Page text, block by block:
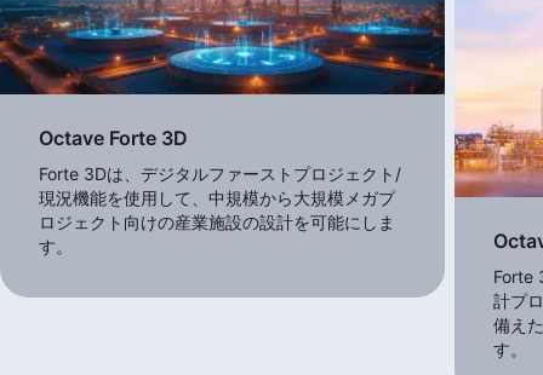
Octave Forte 3D
Forte 3Dは、デジタルファーストプロジェクト/
現況機能を使用して、中規模から大規模メガプ
ロジェクト向けの産業施設の設計を可能にしま
す。
Forte
計プ
備え
す。